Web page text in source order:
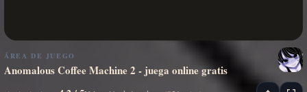
ÁREA DE JUEGO
Anomalous Coffee Machine 2 - juega online gratis